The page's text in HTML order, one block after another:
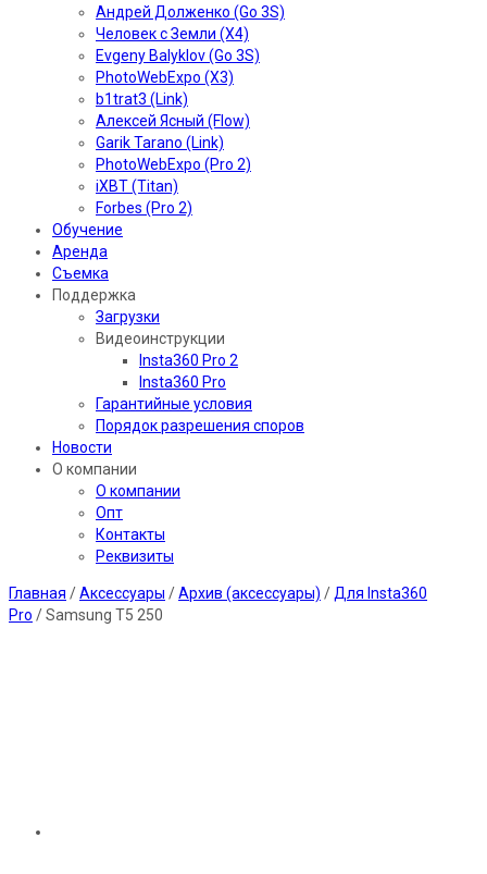
Андрей Долженко (Go 3S)
Человек с Земли (X4)
Evgeny Balyklov (Go 3S)
PhotoWebExpo (X3)
b1trat3 (Link)
Алексей Ясный (Flow)
Garik Tarano (Link)
PhotoWebExpo (Pro 2)
iXBT (Titan)
Forbes (Pro 2)
Обучение
Аренда
Съемка
Поддержка
Загрузки
Видеоинструкции
Insta360 Pro 2
Insta360 Pro
Гарантийные условия
Порядок разрешения споров
Новости
О компании
О компании
Опт
Контакты
Реквизиты
Главная /Аксессуары /Архив (аксессуары) / Для Insta360
Pro / Samsung T5 250